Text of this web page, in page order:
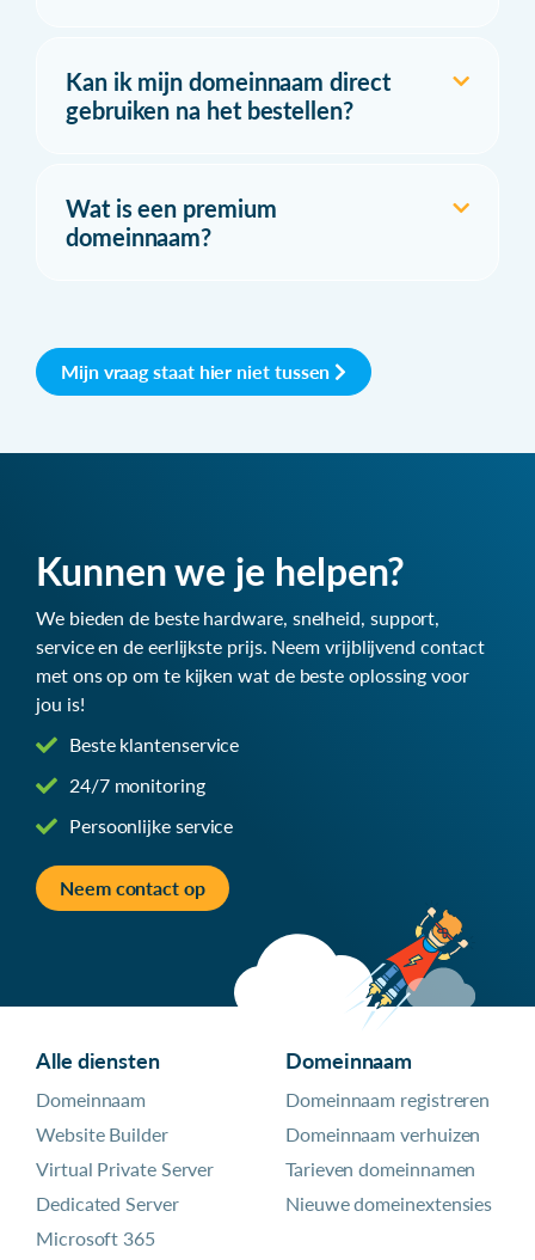
Kan ik mijn domeinnaam direct
gebruiken na het bestellen?
Wat is een premium
domeinnaam?
Mijn vraag staat hier niet tussen
Kunnen we je helpen?
We bieden de beste hardware, snelheid, support,
service en de eerlijkste prijs. Neem vrijblijvend contact
met ons op om te kijken wat de beste oplossing voor
jou is!
Beste klantenservice
24/7 monitoring
Persoonlijke service
Neem contact op
Alle diensten
Domeinnaam
Website Builder
Virtual Private Server
Dedicated Server
Microsoft 365
Domeinnaam
Domeinnaam registreren
Domeinnaam verhuizen
Tarieven domeinnamen
Nieuwe domeinextensies